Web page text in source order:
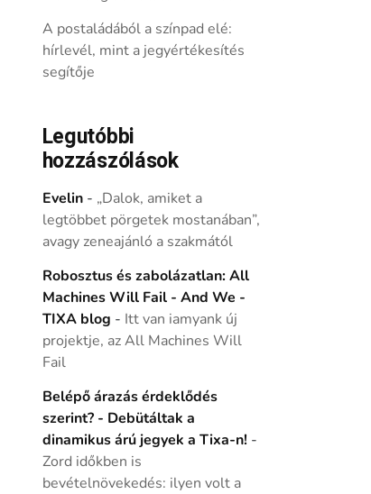
A postaládából a színpad elé:
hírlevél, mint a jegyértékesítés
segítője
Legutóbbi
hozzászólások
Evelin- „Dalok, amiket a
legtöbbet pörgetek mostanában”,
avagy zeneajánló a szakmától
Robosztus és zabolázatlan: All
Machines Will Fail - And We -
TIXA blog - Itt van iamyank új
projektje, az All Machines Will
Fail
Belépő árazás érdeklődés
szerint? - Debütáltak a
dinamikus árú jegyek a Tixa-n! -
Zord időkben is
bevételnövekedés: ilyen volt a